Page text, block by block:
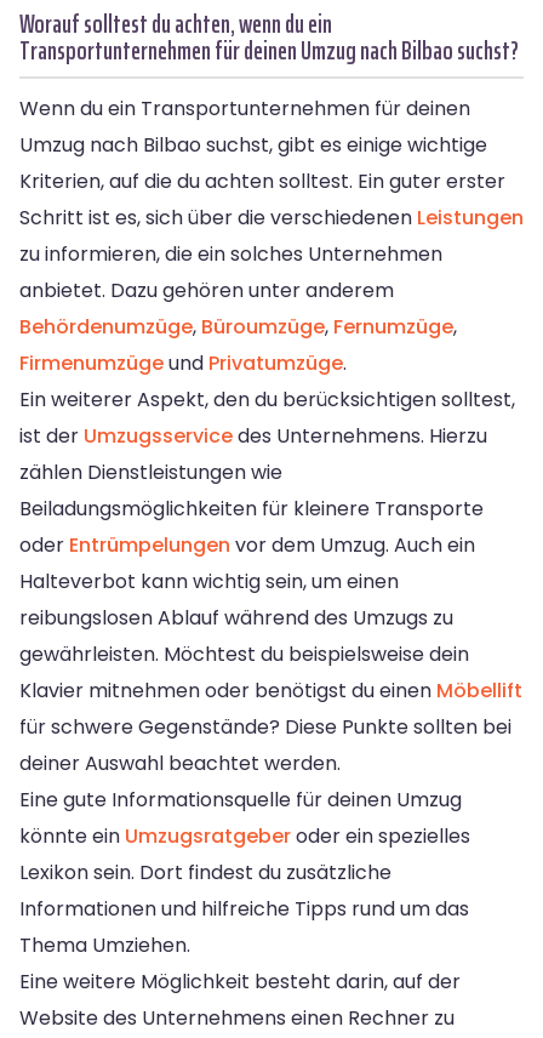
Worauf solltest du achten, wenn du ein
Transportunternehmen für deinen Umzug nach Bilbao suchst?
Wenn du ein Transportunternehmen für deinen
Umzug nach Bilbao suchst, gibt es einige wichtige
Kriterien, auf die du achten solltest. Ein guter erster
Schritt ist es, sich über die verschiedenen Leistungen
zu informieren, die ein solches Unternehmen
anbietet. Dazu gehören unter anderem
Behördenumzüge, Büroumzüge, Fernumzüge,
Firmenumzügeund Privatumzüge.
Ein weiterer Aspekt, den du berücksichtigen solltest,
ist der Umzugsservicedes Unternehmens. Hierzu
zählen Dienstleistungen wie
Beiladungsmöglichkeiten für kleinere Transporte
oder Entrümpelungen vor dem Umzug. Auch ein
Halteverbot kann wichtig sein, um einen
reibungslosen Ablauf während des Umzugs zu
gewährleisten. Möchtest du beispielsweise dein
Klavier mitnehmen oder benötigst du einen Möbellift
für schwere Gegenstände? Diese Punkte sollten bei
deiner Auswahl beachtet werden.
Eine gute Informationsquelle für deinen Umzug
könnte ein Umzugsratgeberoder ein spezielles
Lexikon sein. Dort findest du zusätzliche
Informationen und hilfreiche Tipps rund um das
Thema Umziehen.
Eine weitere Möglichkeit besteht darin, auf der
Website des Unternehmens einen Rechner zu